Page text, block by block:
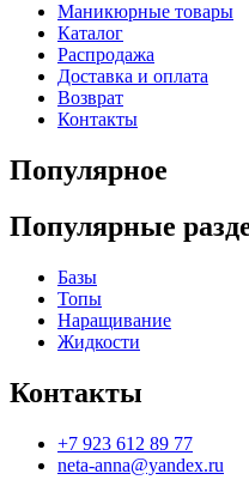
Маникюрные товары
Каталог
Распродажа
Доставка и оплата
Возврат
Контакты
Популярное
Популярные
Базы
Топы
Наращивание
Жидкости
Контакты
+7 923 612 89 77
neta-anna@yandex.ru